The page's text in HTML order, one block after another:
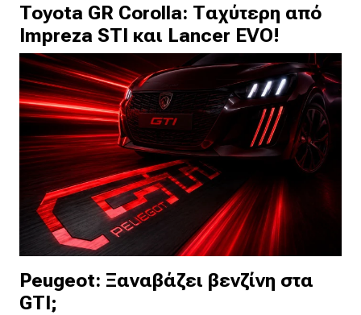
Toyota GR Corolla: Ταχύτερη από
Impreza STI και Lancer EVO!
Peugeot: Ξαναβάζει βενζίνη στα
GTI;